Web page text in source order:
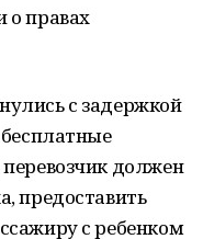
о правах
с задержкой
должен
предоставить
с ребенком